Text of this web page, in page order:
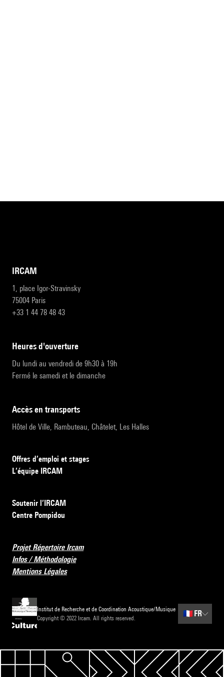
IRCAM
1, place Igor-Stravinsky
75004 Paris
+33 1 44 78 48 43
heures d'ouverture
Du lundi au vendredi de 9h30 à 19h
Fermé le samedi et le dimanche
accès en transports
Hôtel de Ville, Rambuteau, Châtelet, Les Halles
Offres d’emploi et stages
L’équipe IRCAM
Soutenir l’IRCAM
Centre Pompidou
Projet Répertoire Ircam
Infos / Méthodologie
Mentions Légales
Institut de Recherche et de Coordination Acoustique/Musique
Copyright © 2022 Ircam. All rights reserved.
🇫🇷 FR